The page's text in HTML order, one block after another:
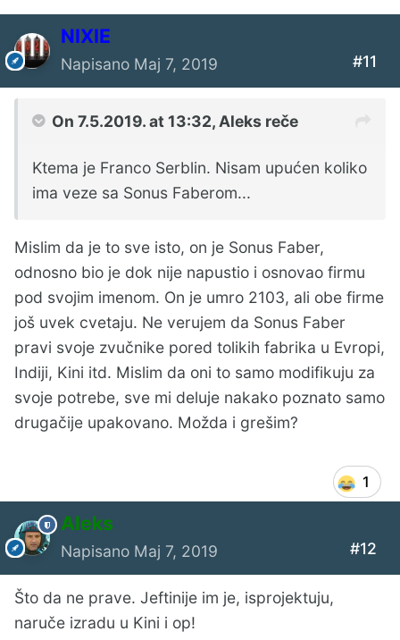
NIXIE
Napisano Maj 7, 2019 #11
On 7.5.2019. at 13:32, Aleks reče
Ktema je Franco Serblin. Nisam upućen koliko
ima veze sa Sonus Faberom...
Mislim da je to sve isto, on je Sonus Faber,
odnosno bio je dok nije napustio i osnovao firmu
pod svojim imenom. On je umro 2103, ali obe firme
još uvek cvetaju. Ne verujem da Sonus Faber
pravi svoje zvučnike pored tolikih fabrika u Evropi,
Indiji, Kini itd. Mislim da oni to samo modifikuju za
svoje potrebe, sve mi deluje nakako poznato samo
drugačije upakovano. Možda i grešim?
1
Aleks
Napisano Maj 7, 2019 #12
Što da ne prave. Jeftinije im je, isprojektuju,
naruče izradu u Kini i op!